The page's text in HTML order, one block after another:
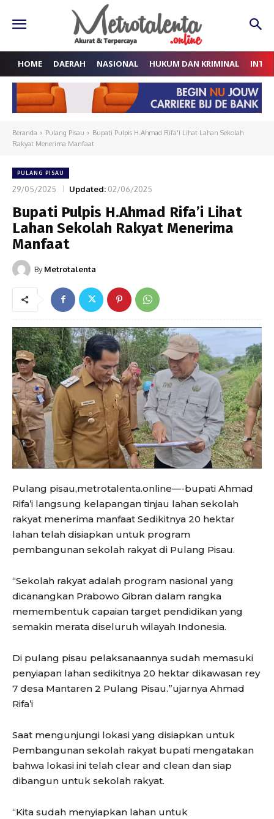
HOME DAERAH NASIONAL HUKUM DAN KRIMINAL
Beranda Pulang Pisau
Bupati Pulpis H.Ahmad Rifa'i Lihat Lahan Sekolah
Rakyat Menerima Manfaat
PULANG PISAU
29/05/2025 Updated: 02/06/2025
Bupati Pulpis H.Ahmad Rifa’i Lihat
Lahan Sekolah Rakyat Menerima
Manfaat
By Metrotalenta
Pulang pisau,metrotalenta.online—-bupati Ahmad
Rifa’i langsung kelapangan tinjau lahan sekolah
rakyat menerima manfaat Sedikitnya 20 hektar
lahan telah disiapkan untuk program
pembangunan sekolah rakyat di Pulang Pisau.
“Sekolah rakyat adalah program nasional yang
dicanangkan Prabowo Gibran dalam rangka
memembentuk capaian target pendidikan yang
semakin merata diseluruh wilayah Indonesia.
Di pulang pisau pelaksanaannya sudah memasuki
penyiapan lahan sedikitnya 20 hektar dikawasan rey
7 desa Mantaren 2 Pulang Pisau.”ujarnya Ahmad
Rifa’i
Saat mengunjungi lokasi yang disiapkan untuk
Pembangunan sekolah rakyat bupati mengatakan
bahwa lokasi ini telah clear and clean dan siap
dibangun untuk sekolah rakyat.
“Kita sudah menyiapkan lahan untuk